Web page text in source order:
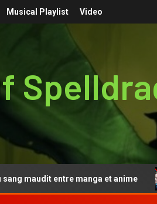
Musical Playlist Video
maudit entre manga et anime